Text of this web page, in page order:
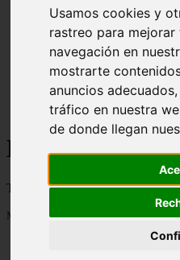
Usamos cookies y
rastreo para
navegación en
mostrarte
anuncios
tráfico en nuestra
de donde llegan
acuariofilia
articulos
canal tv
nombres para gatos
novedades
tablon de anuncios
uncategorized
zona pro
Blog sobre
Todo sobre gatos, nombres de
Mostrando 1 - 8 de 8 artículos